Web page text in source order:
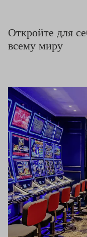
Откройте для
всему миру